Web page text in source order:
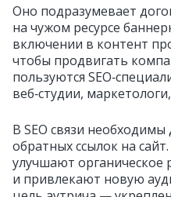
Оно подразумевает
на чужом ресурсе
включении в контент
чтобы продвигать
пользуются
веб‑студии,
В SEO связи
обратных ссылок на
улучшают органическое
и привлекают новую